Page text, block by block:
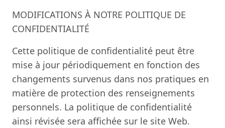
MODIFICATIONS À NOTRE POLITIQUE DE
CONFIDENTIALITÉ
Cette politique de confidentialité peut être
mise à jour périodiquement en fonction des
changements survenus dans nos pratiques en
matière de protection des renseignements
personnels. La politique de confidentialité
ainsi révisée sera affichée sur le site Web.